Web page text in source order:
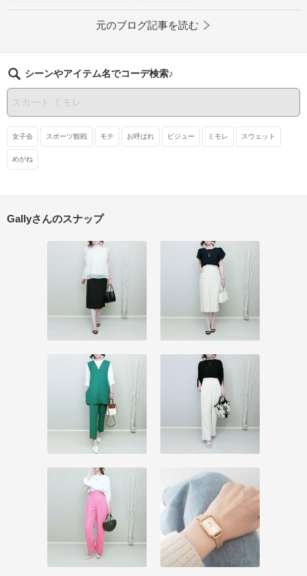
元のブログ記事を読む
シーンやアイテム名でコーデ検索♪
女子会 スポーツ観戦 モテ お呼ばれ ビジュー ミモレ スウェット
めがね
Gallyさんのスナップ